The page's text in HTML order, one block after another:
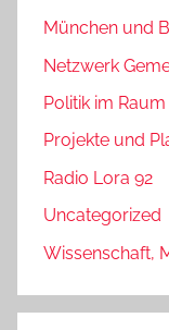
München und
Netzwerk
Politik im Raum
Projekte und
Radio Lora 92
Uncategorized
Wissenschaft,